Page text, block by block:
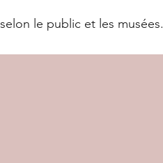
le public et les musées.